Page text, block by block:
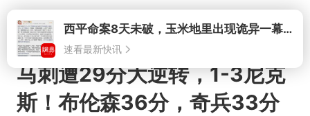
打开
马刺遭29分大逆转，1-3尼克
斯！布伦森36分，奇兵33分